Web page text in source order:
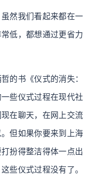
然我们看起来都在一
低，都想通过更省力
的书《仪式的消失：
些仪式过程在现代社
在聊天，在网上交流
但如果你要来到上海
扮得整洁得体一点出
些仪式过程没有了。